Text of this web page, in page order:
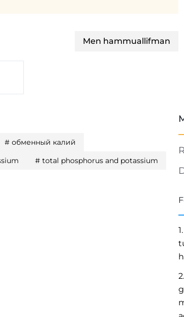
Men hammuallifman
# обменный калий
# total phosphorus and potassium